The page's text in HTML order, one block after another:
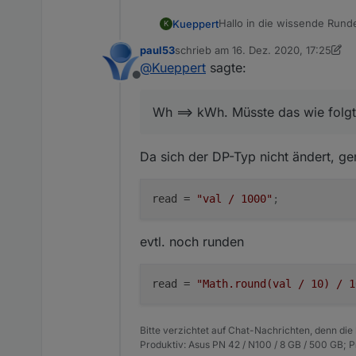
"_id" : "hm-
"acl":
{
"object"
"state": 1636
K KueppertHallo in die wissende
ich vielen helfen mit der
Vielleicht so in der Art:
//true/false ==> 1/0:
typeAlias =
typeAlias = 'number';
RAW-Datenpunkt:
  "common": {
    "unit": "Wh",
    "max": 838859.1,
    "read": true,
  "native": {
    "UNIT": "Wh",
Offline
paul53schrieb am 16. Dez. 2020, 17:25
zuletzt editiert von paul53
@Kueppert sagte:
Wh ==> kWh. Müsste das wie
Da sich der DP-Typ nicht ändert,
read = "val / 1000" ;
evtl. noch runden
read = "Math.round(val / 10) /
Bitte verzichtet auf Chat-Nachrichten, denn die
Produktiv: Asus PN 42 / N100 / 8 GB / 500 GB;